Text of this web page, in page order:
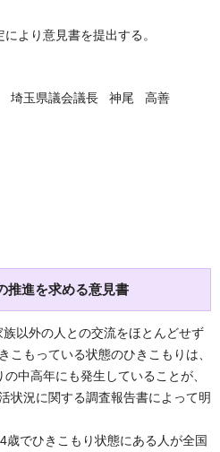
より意見書を提出する。
長 神尾 高善
推進を求める意見書
以外の人との交流をほとんどせず
こもっている状態のひきこもりは、
中高年にも発生していることが、
状況に関する調査報告書によって明
でひきこもり状態にある人が全国